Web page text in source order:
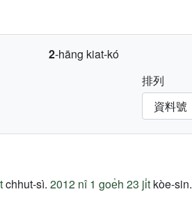
2-hāng kiat-kó
排列
chhut-sì.2012 nî 1 goe̍h 23 ji̍t kòe-sin.